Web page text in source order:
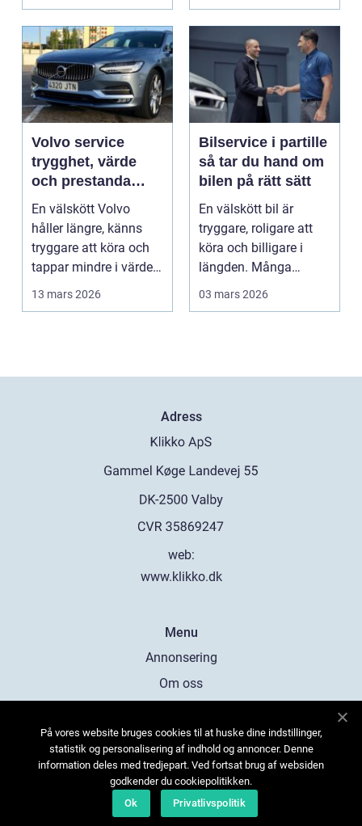
Volvo service
trygghet, värde
och prestanda
över tid
En välskött Volvo
håller längre, känns
tryggare att köra och
tappar mindre i värde.
Många bilägare v...
13 mars 2026
Bilservice i partille
så tar du hand om
bilen på rätt sätt
En välskött bil är
tryggare, roligare att
köra och billigare i
längden. Många
väntar ändå för länge
03 mars 2026
Adress
web:
www.klikko.dk
Menu
Annonsering
Om oss
Kontakta oss
Sitemap
På vores website bruges cookies til at huske dine indstillinger,
statistik og personalisering af indhold og annoncer. Denne
information deles med tredjepart. Ved fortsat brug af websiden
godkender du cookiepolitikken.
Ok
Privatlivspolitik